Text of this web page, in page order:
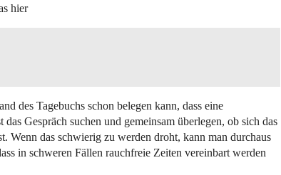
hier
des Tagebuchs schon belegen kann, dass eine
Gespräch suchen und gemeinsam überlegen, ob sich das
Wenn das schwierig zu werden droht, kann man durchaus
in schweren Fällen rauchfreie Zeiten vereinbart werden